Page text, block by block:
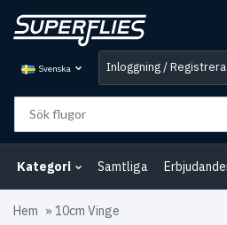
Svenska Inloggning /
Kategori Samtliga
Hem » 10cm Vinge